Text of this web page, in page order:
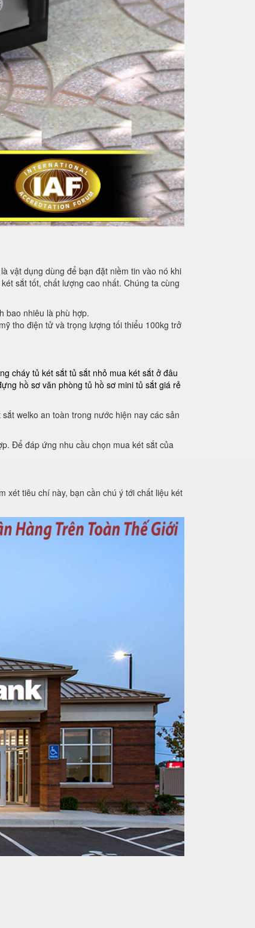
vật dụng dùng để bạn đặt niềm tin vào nó khi
sắt tốt, chất lượng cao nhất. Chúng ta cùng
bao nhiêu là phù hợp.
tho điện tử và trọng lượng tối thiểu 100kg trở
cháy tủ két sắt tủ sắt nhỏ mua két sắt ở đâu
hồ sơ văn phòng tủ hồ sơ mini tủ sắt giá rẻ
welko an toàn trong nước hiện nay các sản
Để đáp ứng nhu cầu chọn mua két sắt của
xét tiêu chí này, bạn cần chú ý tới chất liệu két